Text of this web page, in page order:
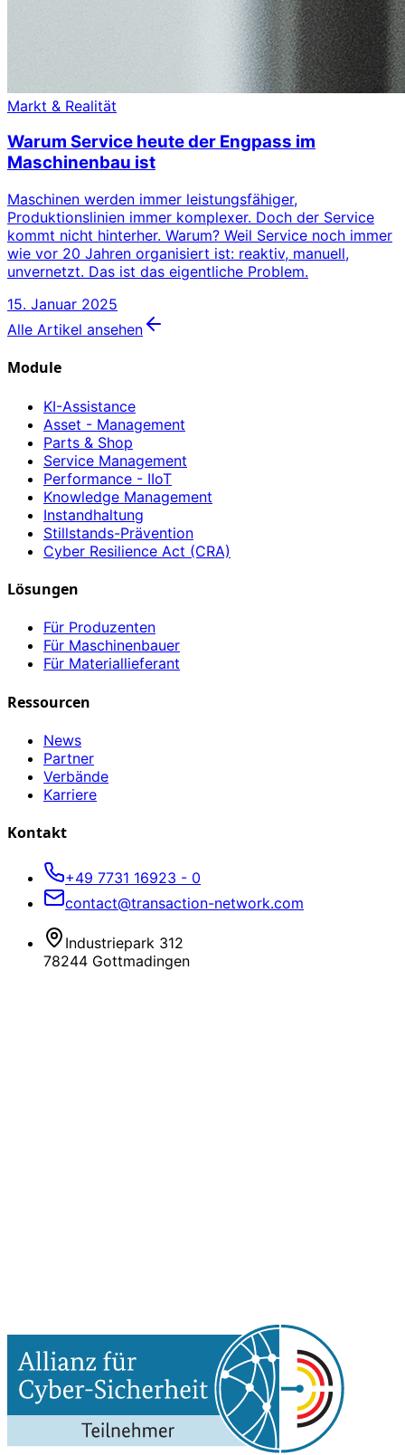
Markt & Realität
Warum Service heute der Engpass im
Maschinenbau ist
Maschinen werden immer leistungsfähiger,
Produktionslinien immer komplexer. Doch der Service
kommt nicht hinterher. Warum? Weil Service noch immer
wie vor 20 Jahren organisiert ist: reaktiv, manuell,
unvernetzt. Das ist das eigentliche Problem.
15. Januar 2025
Alle Artikel ansehen
Module
KI-Assistance
Asset - Management
Parts & Shop
Service Management
Performance - IIoT
Knowledge Management
Instandhaltung
Stillstands-Prävention
Cyber Resilience Act (CRA)
Lösungen
Für Produzenten
Für Maschinenbauer
Für Materiallieferant
Ressourcen
News
Partner
Verbände
Karriere
Kontakt
+49 7731 16923 - 0
contact@transaction-network.com
Industriepark 312
78244 Gottmadingen